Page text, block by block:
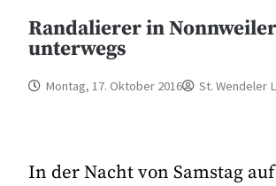
Randalierer in Nonnweiler
unterwegs
Montag, 17. Oktober 2016 St. Wendeler
In der Nacht von Samstag